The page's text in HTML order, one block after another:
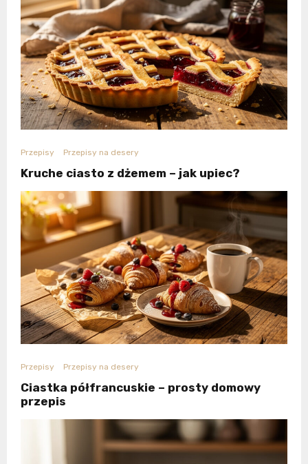
Przepisy Przepisy na desery
Kruche ciasto z dżemem – jak upiec?
Przepisy Przepisy na desery
Ciastka półfrancuskie – prosty domowy
przepis